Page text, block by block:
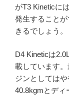
がT3 Kineticに
発生すること
きるでしょう。
D4 Kineticは
載しています
ジンとしては
40.8kgmとディ